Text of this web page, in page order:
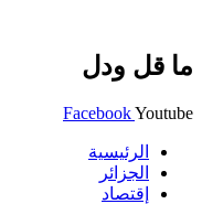
ما قل ودل
FacebookYoutube
الرئيسية
الجزائر
إقتصاد